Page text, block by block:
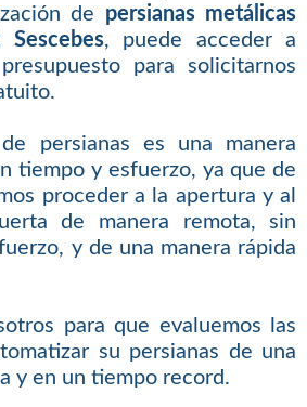
de persianas metálicas
, puede acceder a
para solicitarnos
persianas es una manera
tiempo y esfuerzo, ya que de
proceder a la apertura y al
de manera remota, sin
y de una manera rápida
para que evaluemos las
su persianas de una
y en un tiempo record.